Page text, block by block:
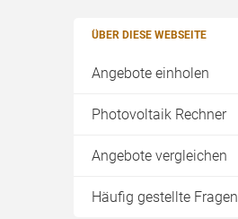
ÜBER DIESE WEBSEITE
Angebote einholen
Photovoltaik Rechner
Angebote vergleichen
Häufig gestellte Fragen